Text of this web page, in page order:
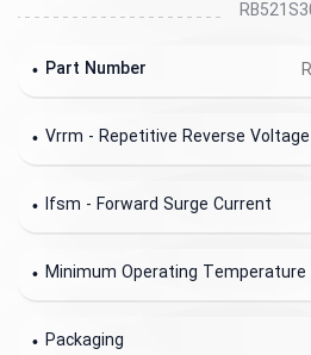
Part Number
Vrrm - Repetitive Reverse Voltage
Ifsm - Forward Surge Current
Minimum Operating Temperature
Packaging